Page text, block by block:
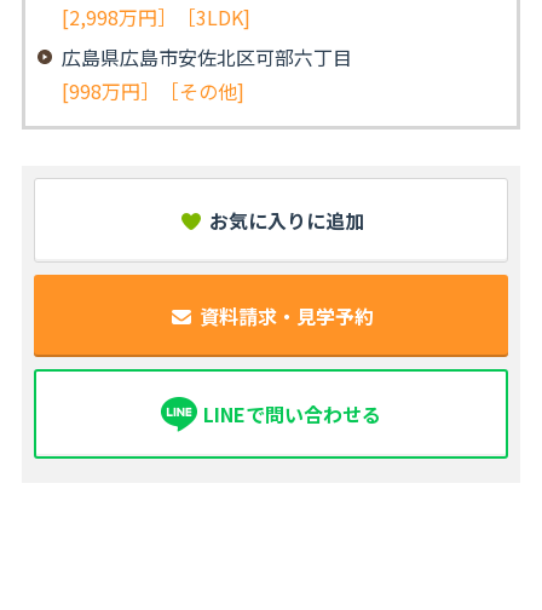
[2,998万円］［3LDK]
広島県広島市安佐北区可部六丁目
[998万円］［その他]
お気に入りに追加
資料請求・見学予約
LINEで問い合わせる